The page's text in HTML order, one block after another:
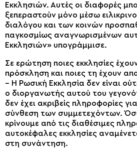
Εκκλησιών. Αυτές οι διαφορές
ξεπεραστούν μόνο μέσω
διαλόγου και των κοινών
παγκοσμίως αναγνωρισμένων
Εκκλησιών» υπογράμμισε.
Σε ερώτηση ποιες εκκλησίες
πρόσκληση και ποιες τη έχουν
– Η Ρωσική Εκκλησία δεν είναι
ο διοργανωτής αυτού του
δεν έχει ακριβείς πληροφορίες
σύνθεση των συμμετεχόντων.
κρίνουμε από τις διαθέσιμες
αυτοκέφαλες εκκλησίες
στη συνάντηση.